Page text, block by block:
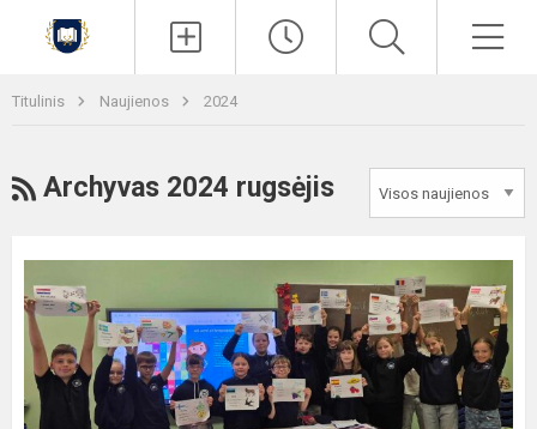
Titulinis Naujienos 2024
RSS
Archyvas 2024 rugsėjis
kalbų
diena
Babtų
gimnazijoje